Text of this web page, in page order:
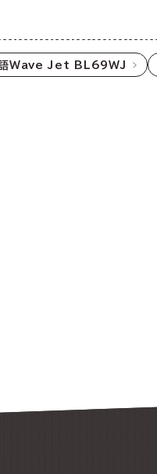
語Wave Jet BL69WJ